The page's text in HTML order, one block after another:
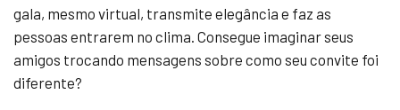
gala, mesmo virtual, transmite elegância e faz as
pessoas entrarem no clima. Consegue imaginar seus
amigos trocando mensagens sobre como seu convite foi
diferente?